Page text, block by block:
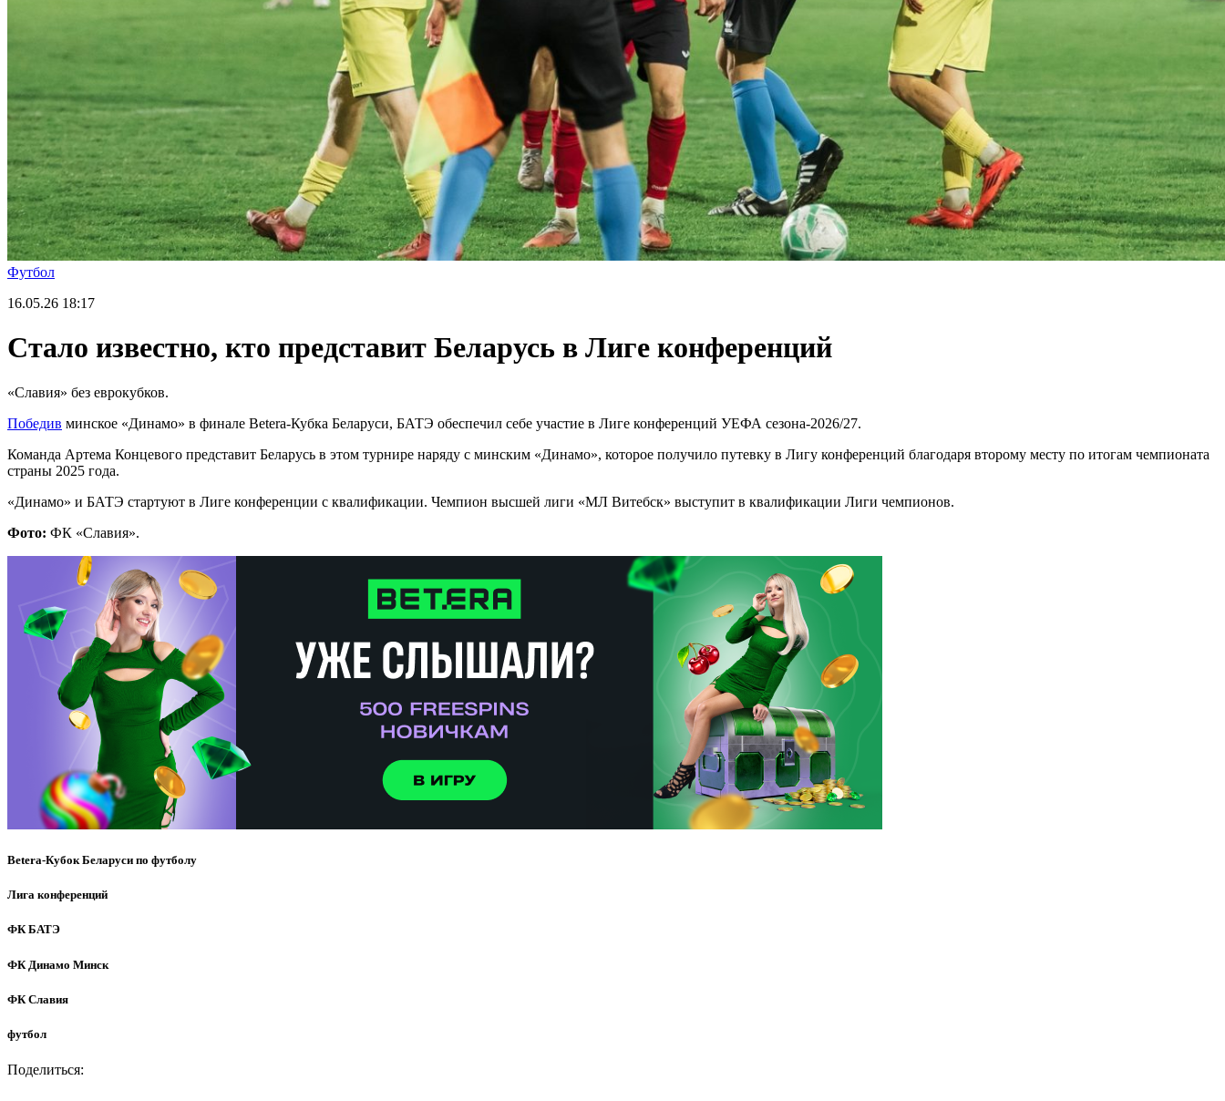
Футбол
16.05.26 18:17
Стало известно, кто представит Беларусь в Лиге конференций
«Славия» без еврокубков.
Победив минское «Динамо» в финале Betera-Кубка Беларуси, БАТЭ обеспечил себе участие в Лиге конференций УЕФА сезона-2026/27.
Команда Артема Концевого представит Беларусь в этом турнире наряду с минским «Динамо», которое получило путевку в Лигу конференций благодаря второму месту по итогам чемпионата
страны 2025 года.
«Динамо» и БАТЭ стартуют в Лиге конференции с квалификации. Чемпион высшей лиги «МЛ Витебск» выступит в квалификации Лиги чемпионов.
Фото: ФК «Славия».
Betera-Кубок Беларуси по футболу
Лига конференций
ФК БАТЭ
ФК Динамо Минск
ФК Славия
футбол
Поделиться: